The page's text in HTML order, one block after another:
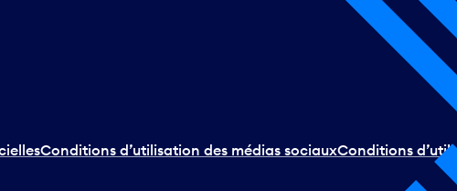
Conditions d’utilisation des médias sociauxConditions